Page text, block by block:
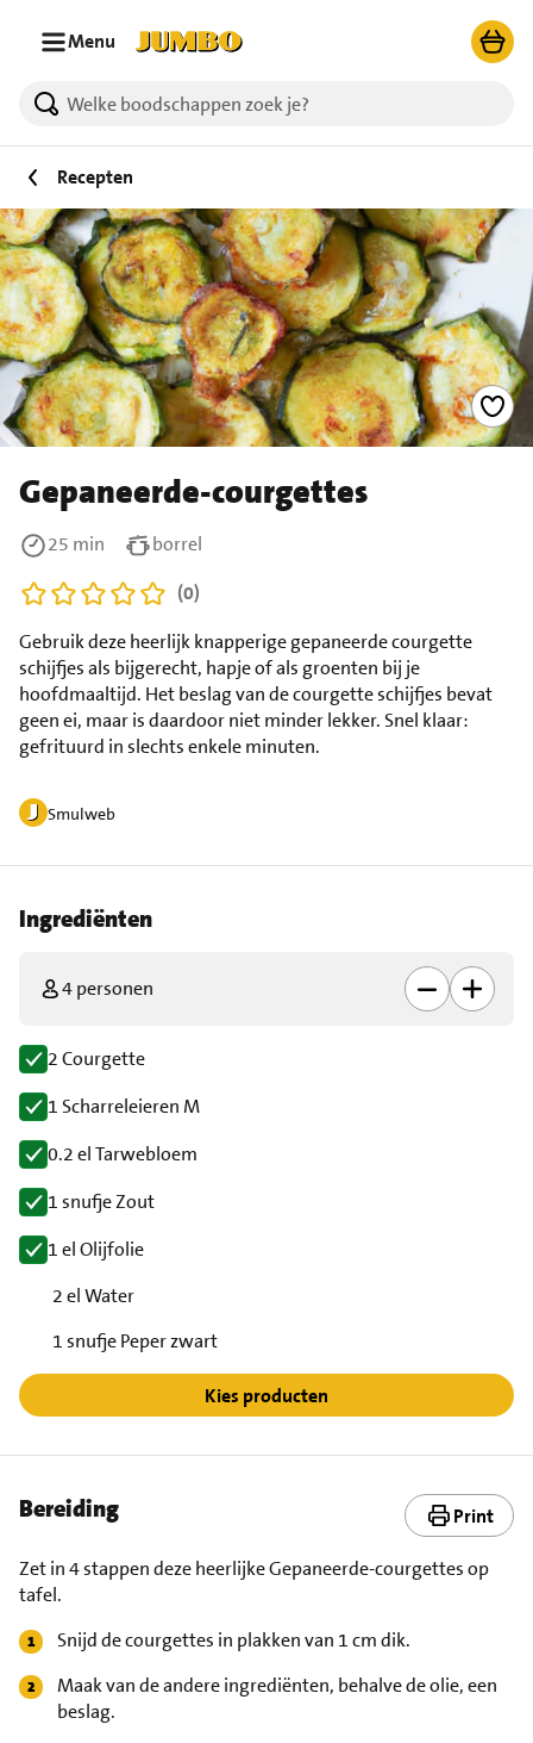
Menu
Recepten
Gepaneerde-courgettes
Smulweb
Gebruik deze heerlijk knapperige gepaneerde courgette
schijfjes als bijgerecht, hapje of als groenten bij je
hoofdmaaltijd. Het beslag van de courgette schijfjes bevat
geen ei, maar is daardoor niet minder lekker. Snel klaar:
gefrituurd in slechts enkele minuten.
25 min
borrel
(0)
Ingrediënten
4 personen
2 Courgette
1 Scharreleieren M
0.2 el Tarwebloem
1 snufje Zout
1 el Olijfolie
2 el Water
1 snufje Peper zwart
Kies producten
Bereiding Print
Zet in 4 stappen deze heerlijke Gepaneerde-courgettes op
tafel.
Snijd de courgettes in plakken van 1 cm dik.
Maak van de andere ingrediënten, behalve de olie, een
beslag.